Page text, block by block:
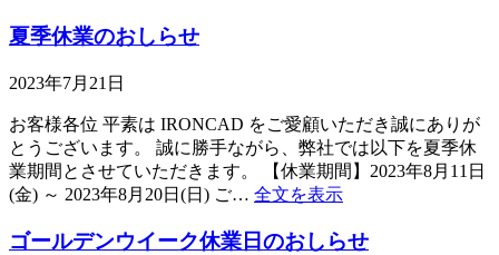
夏季休業のおしらせ
2023年7月21日
お客様各位 平素は IRONCAD をご愛顧いただき誠にありが
とうございます。 誠に勝手ながら、弊社では以下を夏季休
業期間とさせていただきます。 【休業期間】2023年8月11日
(金) ～ 2023年8月20日(日) ご… 全文を表示
ゴールデンウイーク休業日のおしらせ